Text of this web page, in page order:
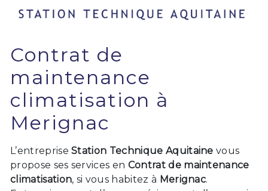
Contrat de
maintenance
climatisation à
Merignac
L’entrepriseStation Technique Aquitaine vous
propose ses services en Contrat de maintenance
climatisation, si vous habitez à Merignac.